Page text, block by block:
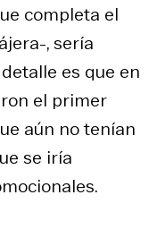
completa el
, sería
es que en
el primer
aún no tenían
se iría